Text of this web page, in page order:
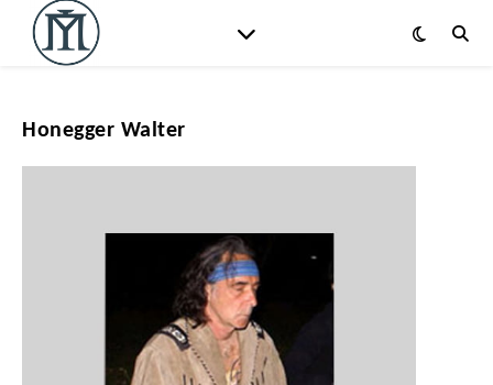
Honegger Walter